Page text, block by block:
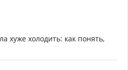
хуже холодить: как понять,